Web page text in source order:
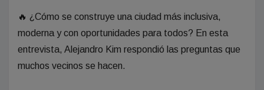
🔥 ¿Cómo se construye una ciudad más inclusiva,
moderna y con oportunidades para todos? En esta
entrevista, Alejandro Kim respondió las preguntas que
muchos vecinos se hacen.